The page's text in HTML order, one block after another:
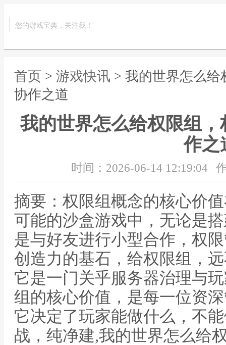
您的游戏宝典，关注我！
首页 > 游戏快讯 > 我的世界怎么
协作之道
我的世界怎么给权限组
作之
时间：2026-06-14 12:19:04
摘要：权限组概念的核心价
可能的沙盒游戏中，无论是
是与好友进行小型合作，权
创造力的基石，给权限组，
它是一门关乎服务器治理与
组的核心价值，是每一位资
它决定了玩家能做什么，不
战，纯净建,我的世界怎么给